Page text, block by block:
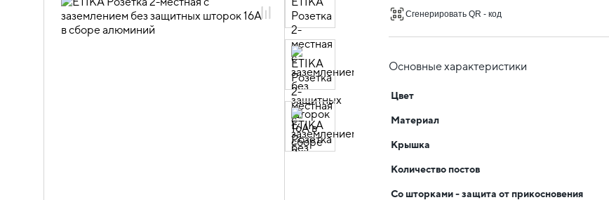
алюминий
Сгенерировать QR - код
Основные характеристики
Цвет
Материал
Крышка
Количество постов
Со шторками - защита от прикосновения